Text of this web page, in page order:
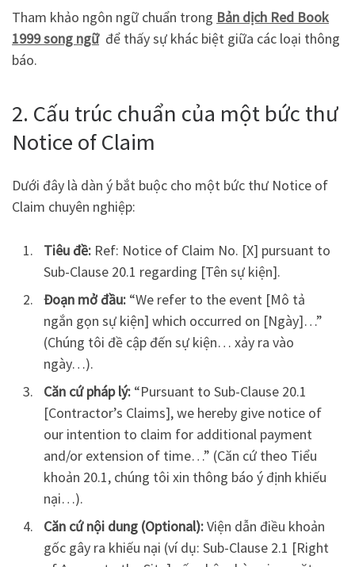
Tham khảo ngôn ngữ chuẩn trong Bản dịch Red Book
1999 song ngữ để thấy sự khác biệt giữa các loại thông
báo.
2. Cấu trúc chuẩn của một bức thư
Notice of Claim
Dưới đây là dàn ý bắt buộc cho một bức thư Notice of
Claim chuyên nghiệp:
Tiêu đề: Ref: Notice of Claim No. [X] pursuant to
Sub-Clause 20.1 regarding [Tên sự kiện].
Đoạn mở đầu: “We refer to the event [Mô tả
ngắn gọn sự kiện] which occurred on [Ngày]…”
(Chúng tôi đề cập đến sự kiện… xảy ra vào
ngày…).
Căn cứ pháp lý: “Pursuant to Sub-Clause 20.1
[Contractor’s Claims], we hereby give notice of
our intention to claim for additional payment
and/or extension of time…” (Căn cứ theo Tiểu
khoản 20.1, chúng tôi xin thông báo ý định khiếu
nại…).
Căn cứ nội dung (Optional):Viện dẫn điều khoản
gốc gây ra khiếu nại (ví dụ: Sub-Clause 2.1 [Right